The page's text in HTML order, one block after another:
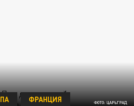
ФОТО: ЦАРЬГРАД
ФРАНЦИЯ